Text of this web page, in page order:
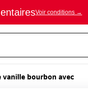
Voir conditions →
vanille bourbon avec